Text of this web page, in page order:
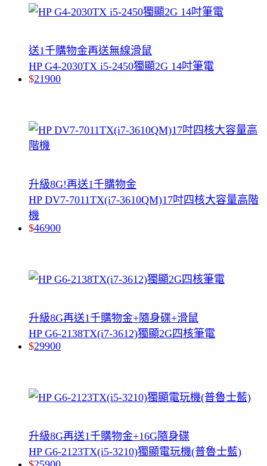
送1千購物金再送無線滑鼠
HP G4-2030TX i5-2450獨顯2G 14吋筆電
$21900
升級8G!再送1千購物金
HP DV7-7011TX(i7-3610QM)17吋四核大容量高階
機
$46900
升級8G再送1千購物金+隨身碟+滑鼠
HP G6-2138TX(i7-3612)獨顯2G四核筆電
$29900
升級8G再送1千購物金+16G隨身碟
HP G6-2123TX(i5-3210)獨顯電玩機(普魯士藍)